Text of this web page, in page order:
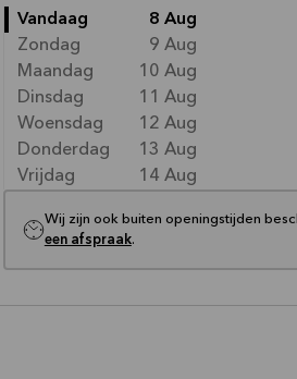
Vandaag 8 Aug
Zondag
9 Aug
Maandag
10 Aug
Dinsdag
11 Aug
Woensdag
12 Aug
Donderdag
13 Aug
Vrijdag
14 Aug
Wij zijn ook buiten openingstijden
een afspraak.